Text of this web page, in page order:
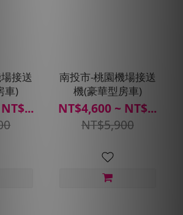
接送
車)
南投市-桃園機場接送
機(豪華型房車)
NT$4,600 ~ NT$...
NT$5,900